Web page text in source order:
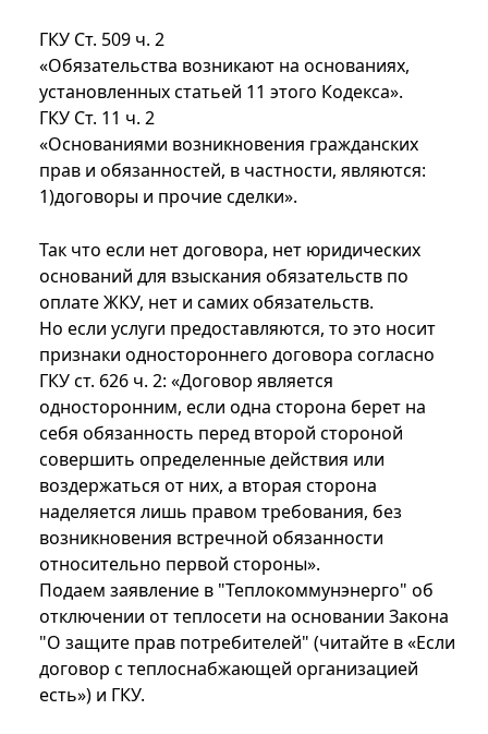
ГКУ Ст. 509 ч. 2
«Обязательства возникают на основаниях,
установленных статьей 11 этого Кодекса».
ГКУ Ст. 11 ч. 2
«Основаниями возникновения гражданских
прав и обязанностей, в частности, являются:
1)договоры и прочие сделки».
Так что если нет договора, нет юридических
оснований для взыскания обязательств по
оплате ЖКУ, нет и самих обязательств.
Но если услуги предоставляются, то это носит
признаки одностороннего договора согласно
ГКУ ст. 626 ч. 2: «Договор является
односторонним, если одна сторона берет на
себя обязанность перед второй стороной
совершить определенные действия или
воздержаться от них, а вторая сторона
наделяется лишь правом требования, без
возникновения встречной обязанности
относительно первой стороны».
Подаем заявление в "Теплокоммунэнерго" об
отключении от теплосети на основании Закона
"О защите прав потребителей" (читайте в «Если
договор с теплоснабжающей организацией
есть») и ГКУ.